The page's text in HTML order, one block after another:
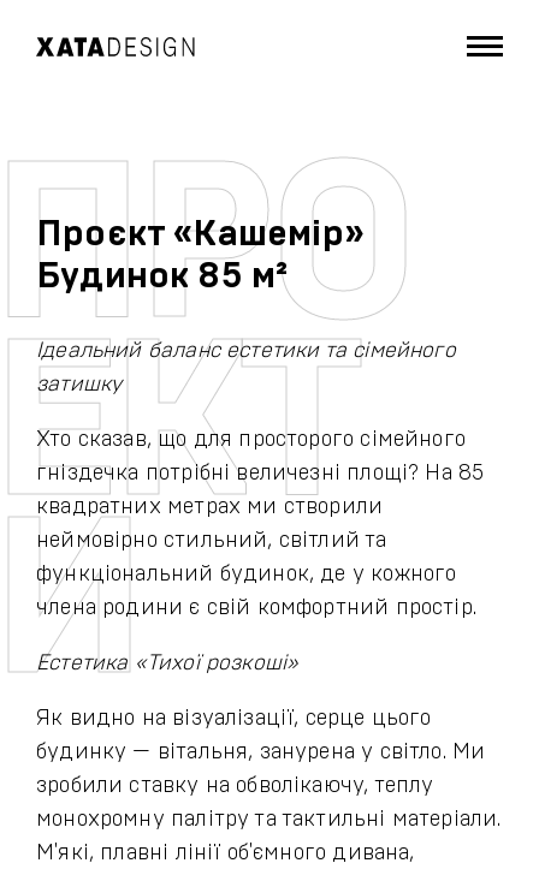
Проєкт «Кашемір»
Будинок 85 м²
Ідеальний баланс естетики та сімейного
затишку
Хто сказав, що для просторого сімейного
гніздечка потрібні величезні площі? На 85
квадратних метрах ми створили
неймовірно стильний, світлий та
функціональний будинок, де у кожного
члена родини є свій комфортний простір.
Естетика «Тихої розкоші»
Як видно на візуалізації, серце цього
будинку — вітальня, занурена у світло. Ми
зробили ставку на обволікаючу, теплу
монохромну палітру та тактильні матеріали.
М'які, плавні лінії об'ємного дивана,